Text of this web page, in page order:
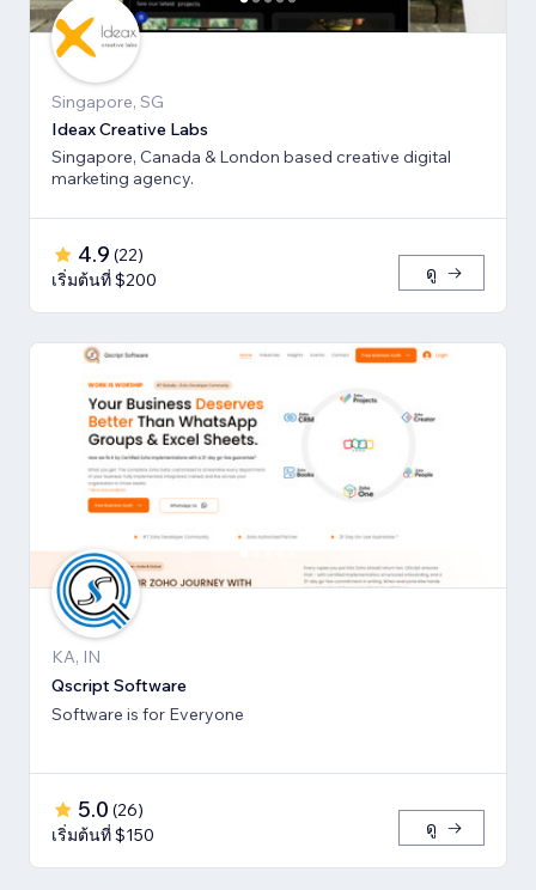
Singapore, SG
Ideax Creative Labs
Singapore, Canada & London based creative digital
marketing agency.
4.9 (22)
เริ่มต้นที่ $200
ดู
KA, IN
Qscript Software
Software is for Everyone
5.0 (26)
เริ่มต้นที่ $150
ดู